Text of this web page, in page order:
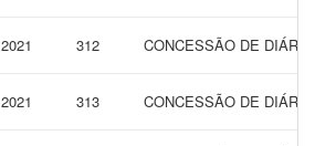
2021 312 CONCESSÃO DE
2021 313 CONCESSÃO DE